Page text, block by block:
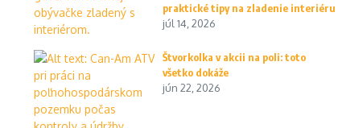
praktické tipy na zladenie interiéru
júl 14, 2026
Štvorkolka v akcii na poli: toto
všetko dokáže
jún 22, 2026